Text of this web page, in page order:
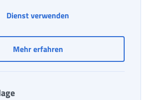
Dienst verwenden
Mehr erfahrenFamilienzulagen